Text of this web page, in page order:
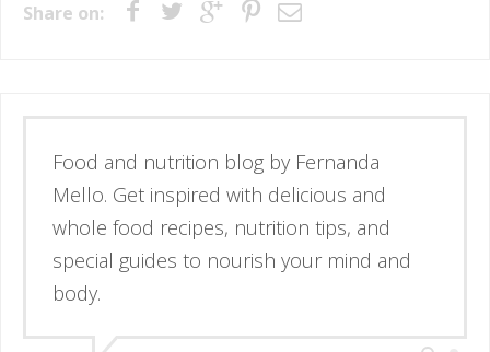
Share on:
Esse é o blog da nutricionista Fernanda
Mello. Se inspire através de receitas
simples e deliciosas, alimentos de verdade
e guias para nutrir corpo e mente.